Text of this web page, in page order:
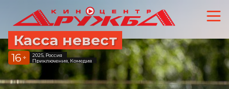
Касса невест
16 +
2025, Россия
Приключения, Комедия